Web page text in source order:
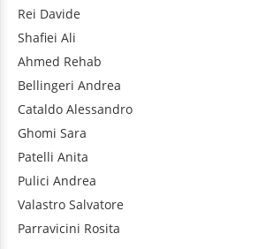
Rei Davide
Shafiei Ali
Ahmed Rehab
Bellingeri Andrea
Cataldo Alessandro
Ghomi Sara
Patelli Anita
Pulici Andrea
Valastro Salvatore
Parravicini Rosita